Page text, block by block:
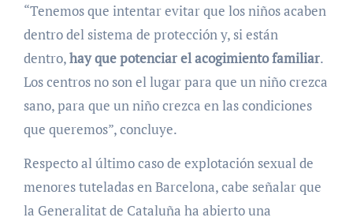
“Tenemos que intentar evitar que los niños acaben
dentro del sistema de protección y, si están
dentro,hay que potenciar el acogimiento familiar.
Los centros no son el lugar para que un niño crezca
sano, para que un niño crezca en las condiciones
que queremos”, concluye.
Respecto al último caso de explotación sexual de
menores tuteladas en Barcelona, cabe señalar que
la Generalitat de Cataluña ha abierto una